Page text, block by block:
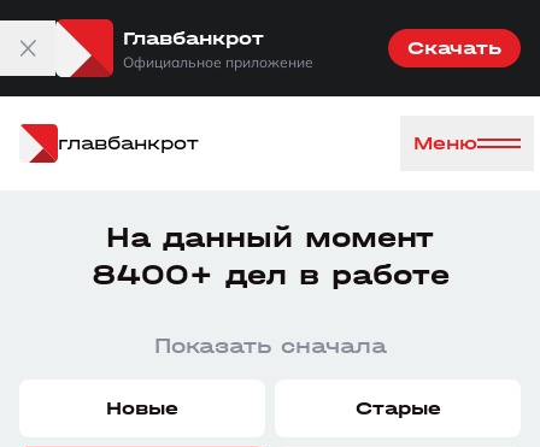
Главбанкрот
Официальное приложение
Скачать
главбанкрот Меню
На данный момент
8400+ дел в работе
Показать сначала
Новые Старые